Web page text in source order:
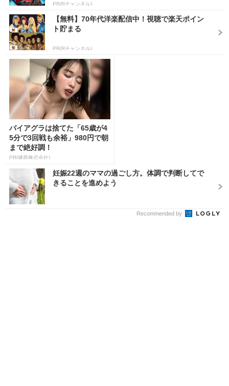
PR(Rチャンネル)
【無料】70年代洋楽配信中！視聴で楽天ポイン
ト貯まる
PR(Rチャンネル)
バイアグラは捨てた「65歳が4
5分で3回戦も余裕」980円で朝
まで絶好調！
PR(健商株式会社)
妊娠22週のママの過ごし方。体調で判断してで
きることを進めよう
Recommended by